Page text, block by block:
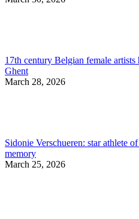
17th century Belgian female
Ghent
March 28, 2026
Sidonie Verschueren: star athlete
memory
March 25, 2026